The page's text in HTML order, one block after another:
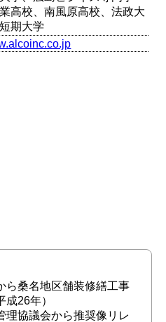
高校、南風原高校、法政大
期大学
ら桑名地区舗装修繕工事
26年）
理協議会から推奨像リレ